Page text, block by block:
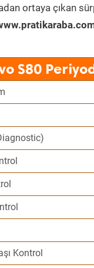
ortaya çıkan
S80
Kontrol